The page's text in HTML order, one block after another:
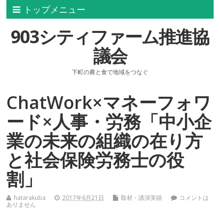
トップメニュー
903シティファーム推進協
議会
下町の農と食で地域をつなぐ
ChatWork×マネーフォワ
ード×人事・労務「中小企
業の未来の組織の在り方
と社会保険労務士の役
割」
hatarakuba 2017年6月21日 取材・講演実績
コメントは
ありません